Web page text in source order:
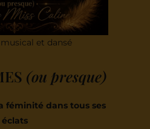
et dansé
(ou presque)
féminité dans tous ses
éclats